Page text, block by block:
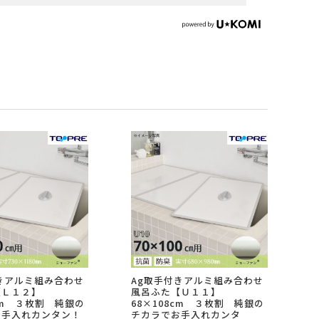
アルミ組み合わせ
１２】
３枚割 純銀の
入れカンタン！
Ag取手付きアルミ組み合わせ
風呂ふた【Ｕ１１】
68×108cm ３枚割 純銀の
チカラでお手入れカンタ